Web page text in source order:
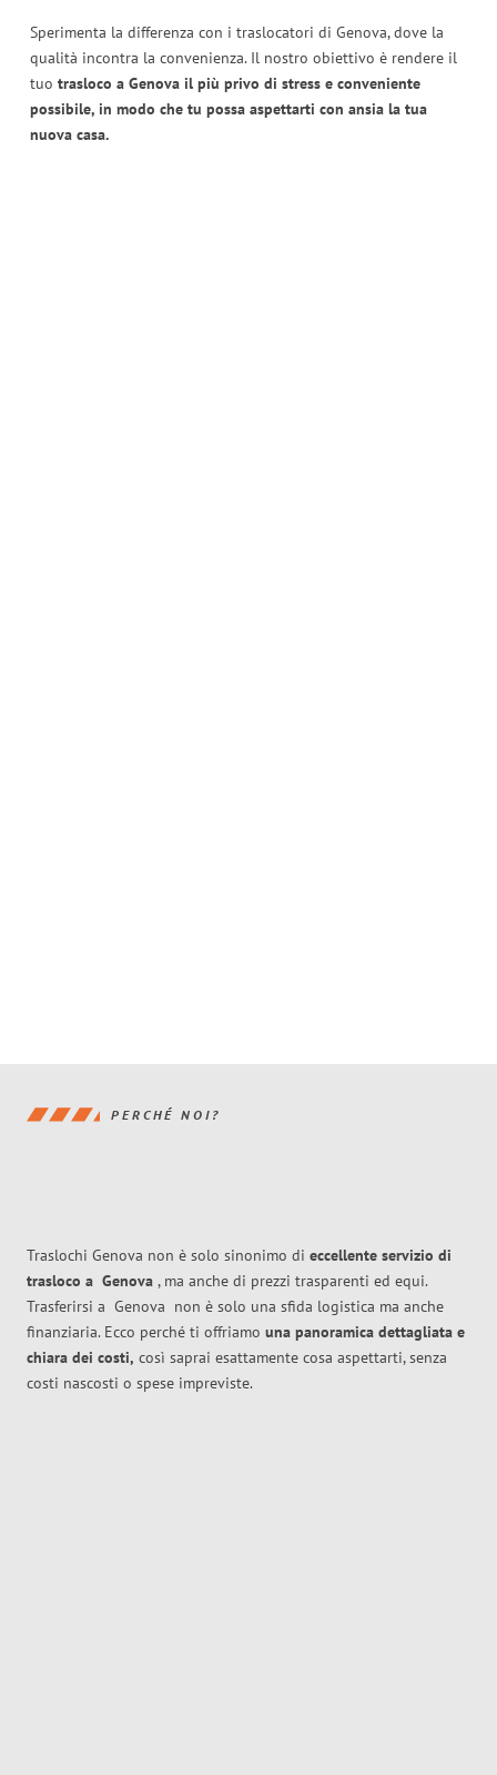
Sperimenta la differenza con i traslocatori di Genova, dove la
qualità incontra la convenienza. Il nostro obiettivo è rendere il
tuo trasloco a Genova il più privo di stress e conveniente
possibile, in modo che tu possa aspettarti con ansia la tua
nuova casa.
PERCHÉ NOI?
Traslochi Genova non è solo sinonimo di eccellente servizio di
trasloco a Genova , ma anche di prezzi trasparenti ed equi.
Trasferirsi a Genova non è solo una sfida logistica ma anche
finanziaria. Ecco perché ti offriamo una panoramica dettagliata e
chiara dei costi, così saprai esattamente cosa aspettarti, senza
costi nascosti o spese impreviste.